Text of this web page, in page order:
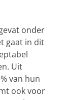
onder
gaat in dit
Uit
van hun
ook voor